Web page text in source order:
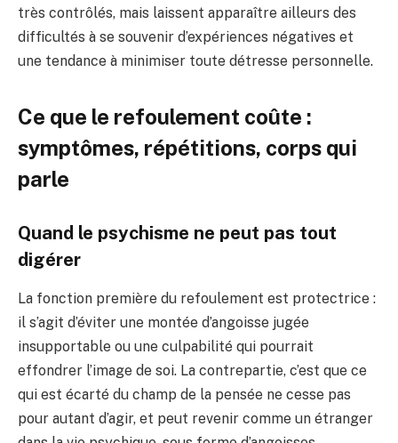
très contrôlés, mais laissent apparaître ailleurs des
difficultés à se souvenir d’expériences négatives et
une tendance à minimiser toute détresse personnelle.
Ce que le refoulement coûte :
symptômes, répétitions, corps qui
parle
Quand le psychisme ne peut pas tout
digérer
La fonction première du refoulement est protectrice :
il s’agit d’éviter une montée d’angoisse jugée
insupportable ou une culpabilité qui pourrait
effondrer l’image de soi. La contrepartie, c’est que ce
qui est écarté du champ de la pensée ne cesse pas
pour autant d’agir, et peut revenir comme un étranger